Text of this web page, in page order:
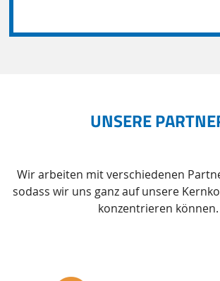
UNSERE
Wir arbeiten mit verschiedenen
sodass wir uns ganz auf unsere
konzentrieren können.